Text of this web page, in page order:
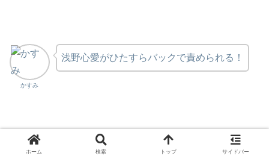
かすみ
浅野心愛がひたすらバックで責められる！
ホーム 検索 トップ サイドバー